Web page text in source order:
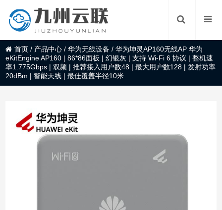
首页 / 产品中心 /华为无线设备 /华为坤灵AP160无线AP 华为
eKitEngine AP160 | 86*86面板 | 幻银灰 | 支持 Wi-Fi 6 协议 | 整机速
率1.775Gbps | 双频 | 推荐接入用户数48 | 最大用户数128 | 发射功率
20dBm | 智能天线 | 最佳覆盖半径10米